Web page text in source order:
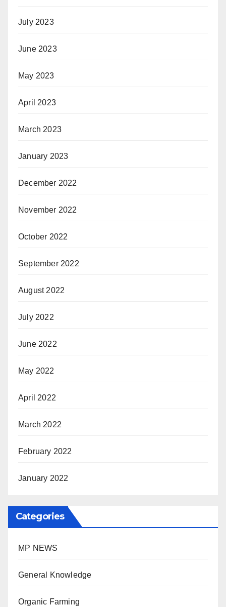
July 2023
June 2023
May 2023
April 2023
March 2023
January 2023
December 2022
November 2022
October 2022
September 2022
August 2022
July 2022
June 2022
May 2022
April 2022
March 2022
February 2022
January 2022
Categories
MP NEWS
General Knowledge
Organic Farming